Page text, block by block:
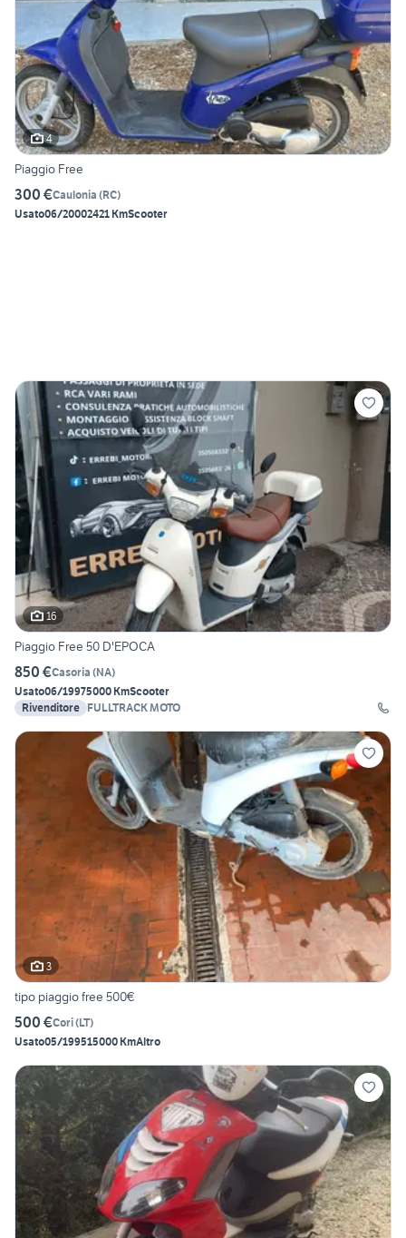
4
Piaggio Free
300 €Caulonia (RC)
Usato06/20002421 KmScooter
16
Piaggio Free 50 D'EPOCA
850 €Casoria (NA)
Usato06/19975000 KmScooter
Rivenditore FULLTRACK MOTO
3
tipo piaggio free 500€
500 €Cori(LT)
Usato05/199515000 KmAltro